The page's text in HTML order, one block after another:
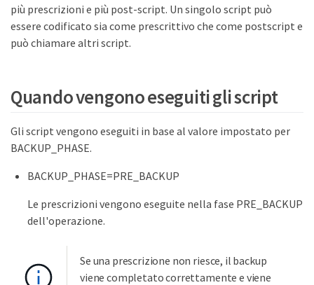
più prescrizioni e più post-script. Un singolo script può
essere codificato sia come prescrittivo che come postscript e
può chiamare altri script.
Quando vengono eseguiti gli script
Gli script vengono eseguiti in base al valore impostato per
BACKUP_PHASE.
BACKUP_PHASE=PRE_BACKUP
Le prescrizioni vengono eseguite nella fase PRE_BACKUP
dell'operazione.
Se una prescrizione non riesce, il backup
viene completato correttamente e viene